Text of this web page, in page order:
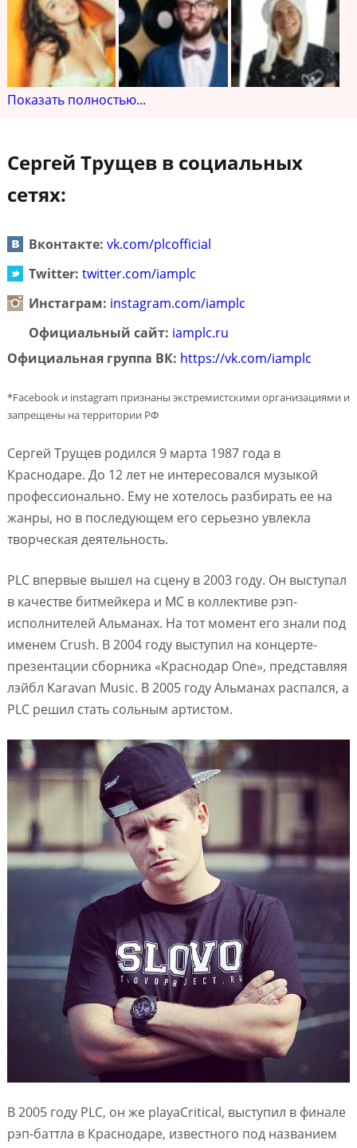
Показать полностью...
Сергей Трущев в социальных
сетях:
Вконтакте: vk.com/plcofficial
Twitter: twitter.com/iamplc
Инстаграм: instagram.com/iamplc
Официальный сайт: iamplc.ru
Официальная группа ВК: https://vk.com/iamplc
*Facebook и instagram признаны экстремистскими организациями и
запрещены на территории РФ
Сергей Трущев родился 9 марта 1987 года в
Краснодаре. До 12 лет не интересовался музыкой
профессионально. Ему не хотелось разбирать ее на
жанры, но в последующем его серьезно увлекла
творческая деятельность.
PLC впервые вышел на сцену в 2003 году. Он выступал
в качестве битмейкера и МС в коллективе рэп-
исполнителей Альманах. На тот момент его знали под
именем Crush. В 2004 году выступил на концерте-
презентации сборника «Краснодар One», представляя
лэйбл Karavan Music. В 2005 году Альманах распался, а
PLC решил стать сольным артистом.
В 2005 году PLC, он же playaCritical, выступил в финале
рэп-баттла в Краснодаре, известного под названием